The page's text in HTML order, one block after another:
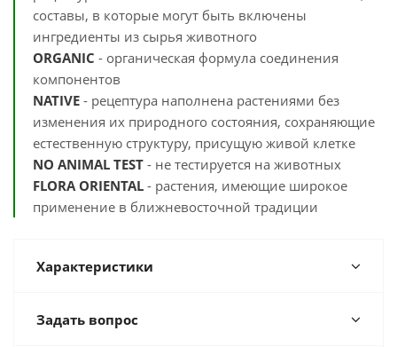
составы, в которые могут быть включены
ингредиенты из сырья животного
ORGANIC - органическая формула соединения
компонентов
NATIVE - рецептура наполнена растениями без
изменения их природного состояния, сохраняющие
естественную структуру, присущую живой клетке
NO ANIMAL TEST - не тестируется на животных
FLORA ORIENTAL - растения, имеющие широкое
применение в ближневосточной традиции
Характеристики
Задать вопрос